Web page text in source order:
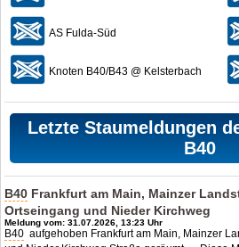
AS Fulda-Süd
Knoten B40/B43 @ Kelsterbach
Letzte Staumeldungen
B40
B40 Frankfurt am Main, Mainzer
Ortseingang und Nieder Kirchweg
Meldung vom: 31.07.2026, 13:23 Uhr
B40 aufgehoben Frankfurt am Main, Mainzer